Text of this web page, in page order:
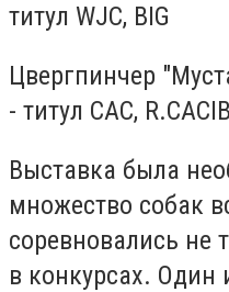
титул WJC, BIG
Цвергпинчер
- титул CAC, R.CACIB
Выставка была
множество собак
соревновались не
в конкурсах.